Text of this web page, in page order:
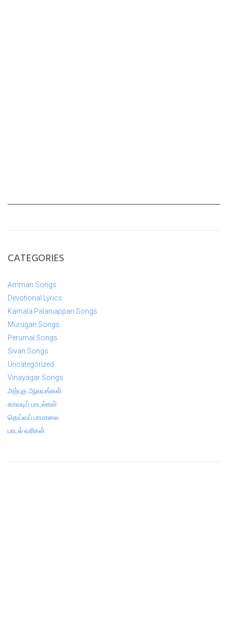
CATEGORIES
Amman Songs
Devotional Lyrics
Kamala Palaniappan Songs
Murugan Songs
Perumal Songs
Sivan Songs
Uncategorized
Vinayagar Songs
அற்புத ஆலயங்கள்
காவடிப் பாடல்கள்
தெய்வப் பாமாலை
பாடல் வரிகள்